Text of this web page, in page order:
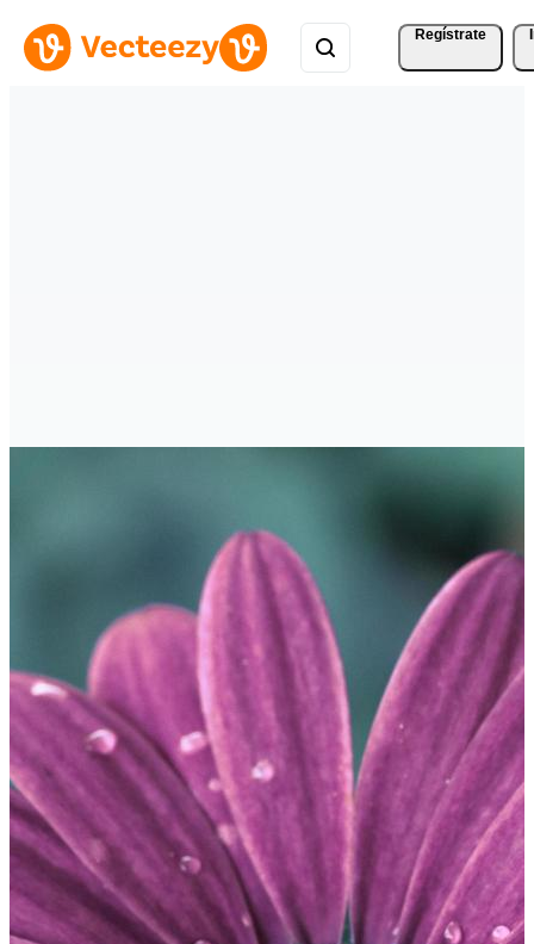
Regístrate